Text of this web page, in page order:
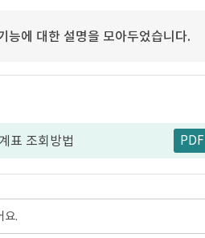
능에 대한 설명을 모아두었습니다.
표 조회방법 PDF
요.